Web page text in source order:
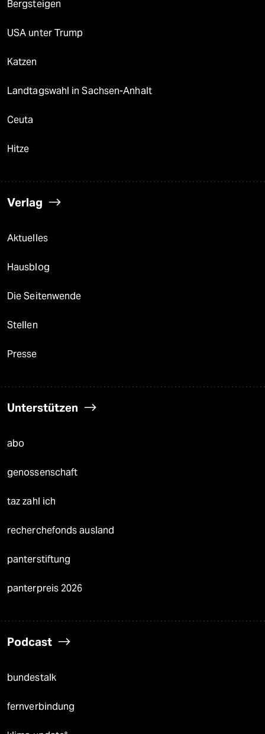
Bergsteigen
USA unter Trump
Katzen
Landtagswahl in Sachsen-Anhalt
Ceuta
Hitze
Verlag
Aktuelles
Hausblog
Die Seitenwende
Stellen
Presse
Unterstützen
abo
genossenschaft
taz zahl ich
recherchefonds ausland
panterstiftung
panterpreis 2026
Podcast
bundestalk
fernverbindung